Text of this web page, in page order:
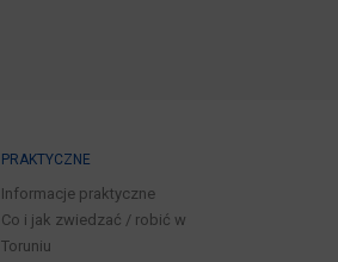
PRAKTYCZNE
Informacje praktyczne
Co i jak zwiedzać / robić w
Toruniu